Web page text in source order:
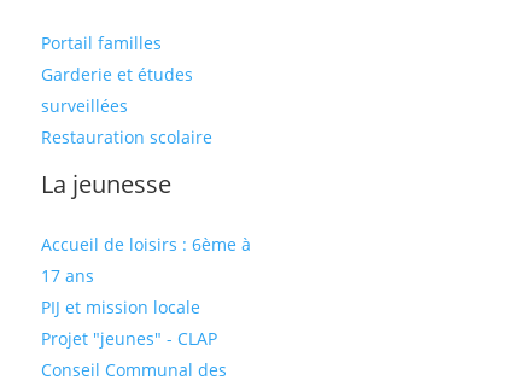
Portail familles
Garderie et études
surveillées
Restauration scolaire
La jeunesse
Accueil de loisirs : 6ème à
17 ans
PIJ et mission locale
Projet "jeunes" - CLAP
Conseil Communal des